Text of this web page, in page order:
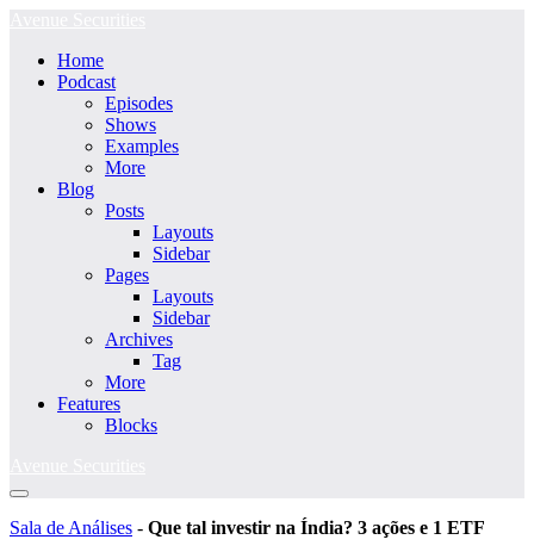
conteúdo
Home
Podcast
Episodes
Shows
Examples
More
Blog
Posts
Layouts
Sidebar
Pages
Layouts
Sidebar
Archives
Tag
More
Features
Blocks
Alternância
menu
Sala de Análises - Que tal investir na Índia? 3 ações e 1 ETF